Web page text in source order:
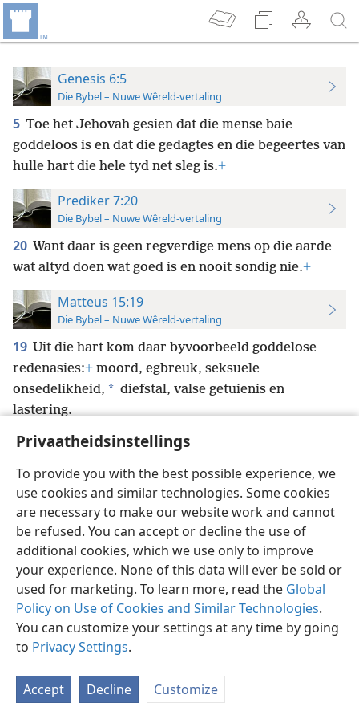
Privaatheidsinstellings
To provide you with the best possible experience, we
use cookies and similar technologies. Some cookies
are necessary to make our website work and cannot
be refused. You can accept or decline the use of
additional cookies, which we use only to improve
your experience. None of this data will ever be sold or
used for marketing. To learn more, read the Global
Policy on Use of Cookies and Similar Technologies.
You can customize your settings at any time by going
to Privacy Settings.
Accept Decline Customize
Genesis 6:5
Die Bybel – Nuwe Wêreld-vertaling
5 Toe het Jehovah gesien dat die mense baie
goddeloos is en dat die gedagtes en die begeertes van
hulle hart die hele tyd net sleg is.+
Prediker 7:20
Die Bybel – Nuwe Wêreld-vertaling
20 Want daar is geen regverdige mens op die aarde
wat altyd doen wat goed is en nooit sondig nie.+
Matteus 15:19
Die Bybel – Nuwe Wêreld-vertaling
19 Uit die hart kom daar byvoorbeeld goddelose
redenasies:+ moord, egbreuk, seksuele
onsedelikheid, * diefstal, valse getuienis en
lastering.
Afrikaans Voorkeure
Copyright© 2026 Watch Tower Bible and Tract Society of Pennsylvania
Gebruiksvoorwaardes Privaatheidsbeleid
Privaatheidsinstellings
Meld aan